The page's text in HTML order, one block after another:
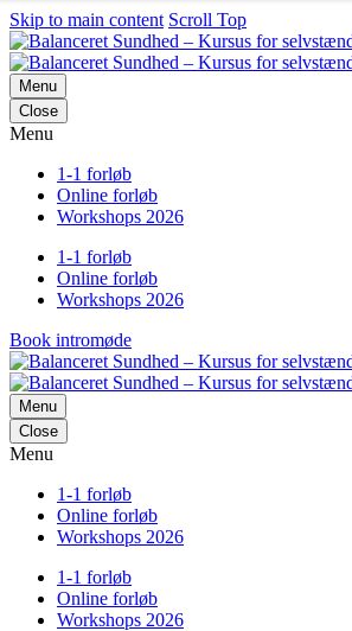
Skip to main content Scroll Top
Menu
Close
Menu
1-1 forløb
Online forløb
Workshops 2026
1-1 forløb
Online forløb
Workshops 2026
Book intromøde
Menu
Close
Menu
1-1 forløb
Online forløb
Workshops 2026
1-1 forløb
Online forløb
Workshops 2026